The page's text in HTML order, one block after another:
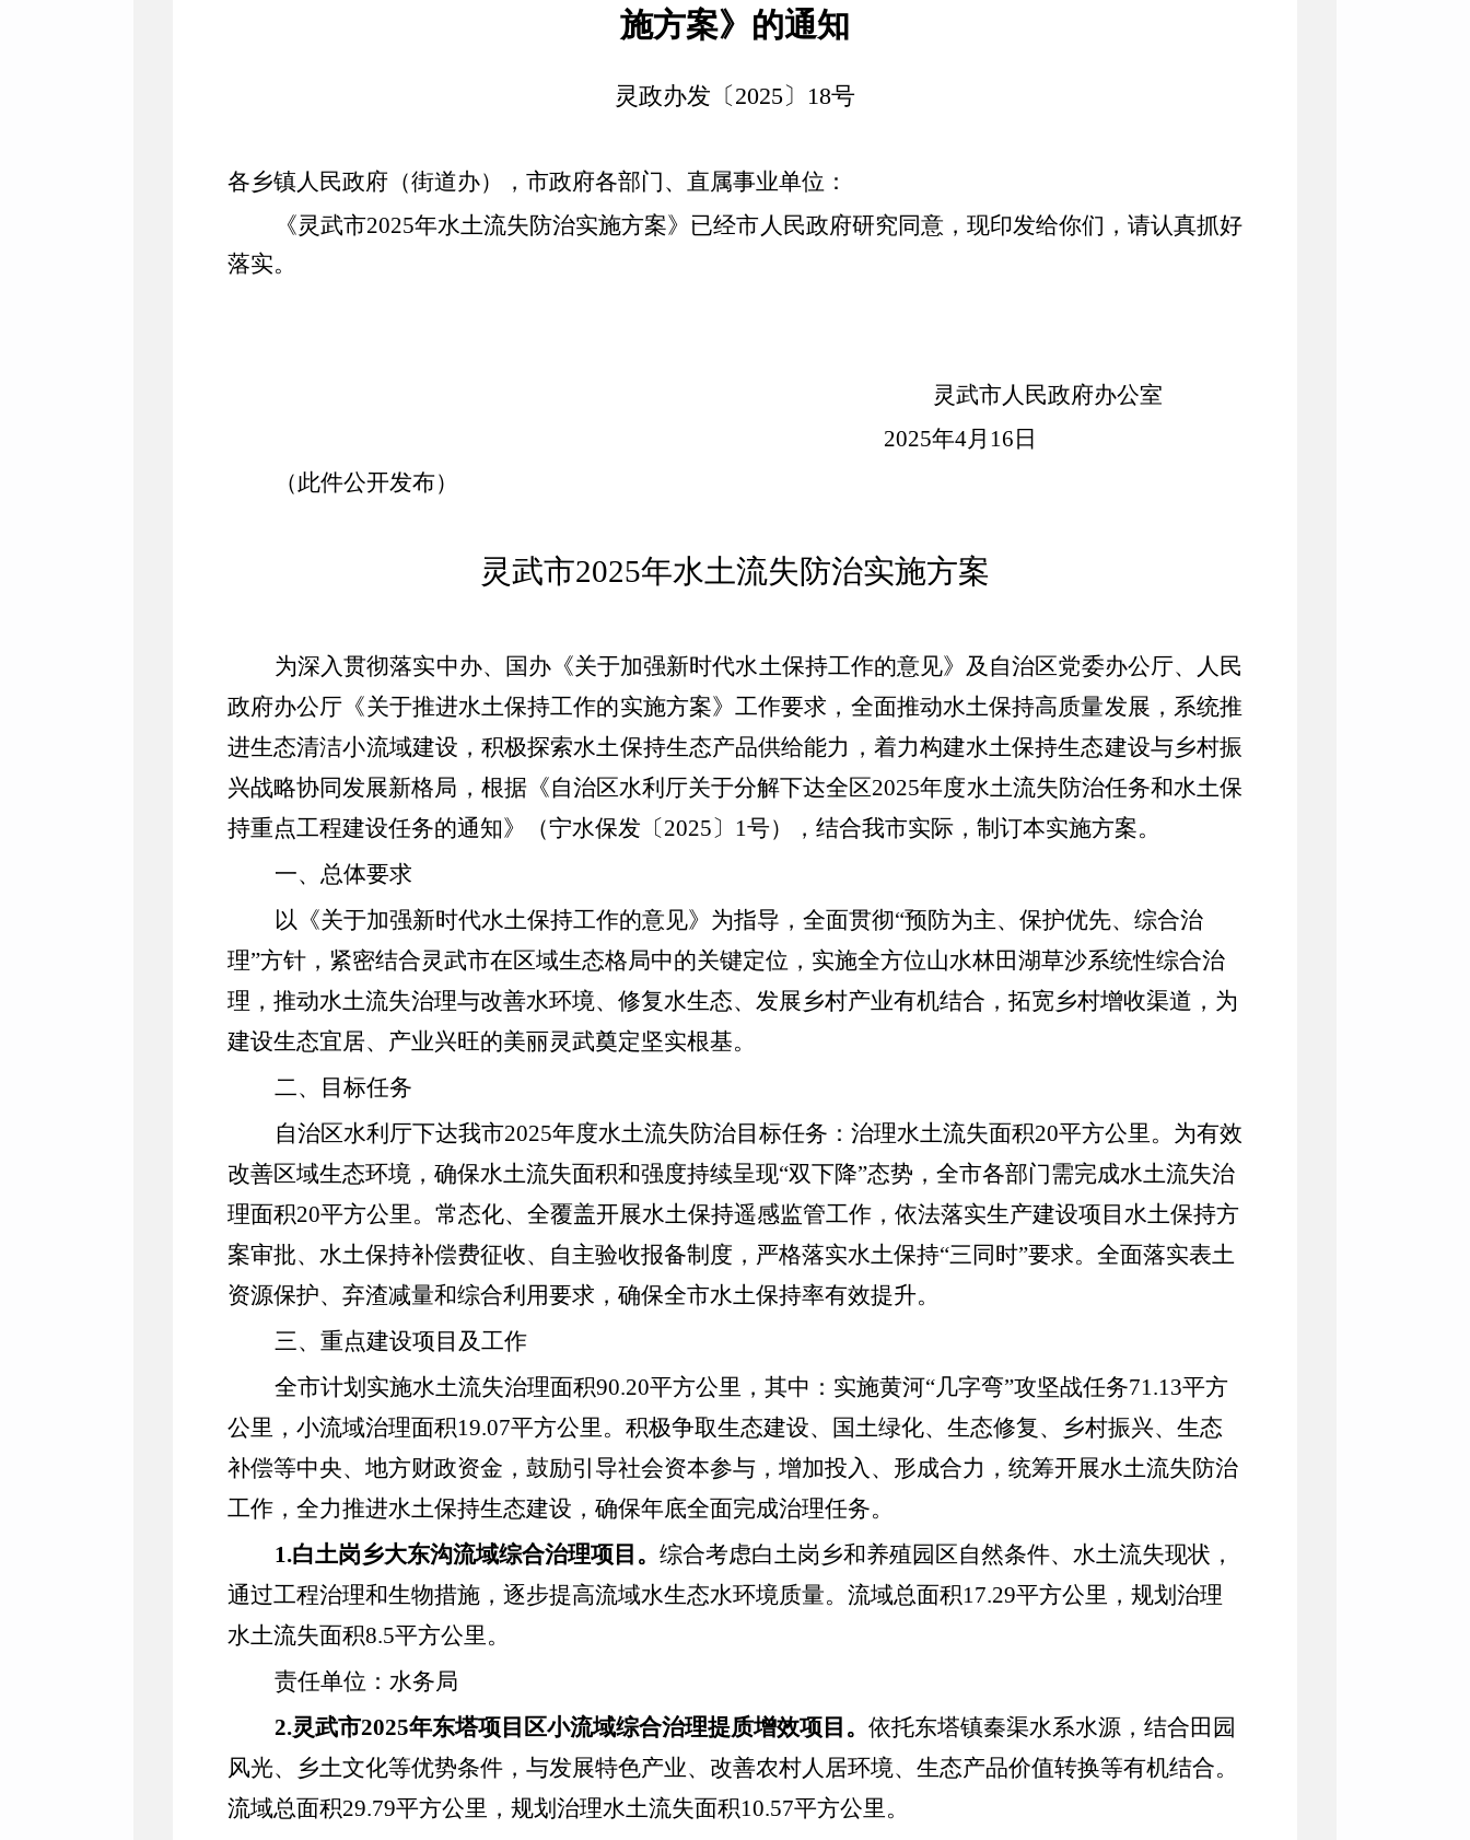
施方案》的通知
灵政办发〔2025〕18号
各乡镇人民政府（街道办），市政府各部门、直属事业单位：
《灵武市2025年水土流失防治实施方案》已经市人民政府研究同意，现印发给你们，请认真抓好
落实。
灵武市人民政府办公室
2025年4月 16 日
（此件公开发布）
灵武市2025年水土流失防治实施方案
为深入贯彻落实中办、国办《关于加强新时代水土保持工作的意见》及自治区党委办公厅、人民
政府办公厅《关于推进水土保持工作的实施方案》工作要求 ， 全面推动水土保持高质量发展， 系统推
进生态清洁小流域建设，积极探索水土保持生态产品供给能力 ， 着力构建水土保持生态建设与乡村振
兴战略协同发展新格局 ，根据《自治区水利厅关于分解下达全区2025年度水土流失防治任务和水土保
持重点工程建设任务的通知》（宁水保发〔2025〕 1号）， 结合我市实际，制订本实施方案。
一、总体要求
以《关于加强新时代水土保持工作的意见》为指导 ，全面贯彻“预防为主、保护优先、综合治
理”方针 ， 紧密结合灵武市在区域生态格局中的关键定位，实施全方位山水林田湖草沙系统性综合治
理 ， 推动水土流失治理与改善水环境、修复水生态、发展乡村产业有机结合，拓宽乡村增收渠道 ， 为
建设生态宜居、产业兴旺的美丽灵武奠定坚实根基。
二、目标任务
自治区水利厅下达我市2025年度水土流失防治目标任务：治理水土流失面积20平方公里。为有效
改善区域生态环境，确保水土流失面积和强度持续呈现“双下降”态势，全市各部门需完成水土流失治
理面积20平方公里。常态化、 全覆盖开展水土保持遥感监管工作，依法落实生产建设项目水土保持方
案审批、水土保持补偿费征收、自主验收报备制度，严格落实水土保持“三同时”要求。全面落实表土
资源保护、弃渣减量和综合利用要求， 确保全市水土保持率有效提升。
三、重点建设项目及工作
全市计划实施水土流失治理面积90.20平方公里， 其中：实施黄河“几字弯”攻坚战任务71.13平方
公里 ， 小流域治理面积19.07平方公里。积极争取生态建设、国土绿化、生态修复、乡村振兴、生态
补偿等中央、地方财政资金，鼓励引导社会资本参与，增加投入、形成合力，统筹开展水土流失防治
工作，全力推进水土保持生态建设，确保年底全面完成治理任务。
1.白土岗乡大东沟流域综合治理项目。 综合考虑白土岗乡和养殖园区自然条件、水土流失现状，
通过工程治理和生物措施，逐步提高流域水生态水环境质量。流域总面积17.29平方公里，规划治理
水土流失面积8.5平方公里。
责任单位：水务局
2.灵武市2025年东塔项目区小流域综合治理提质增效项目。 依托东塔镇秦渠水系水源，结合田园
风光、乡土文化等优势条件，与发展特色产业、改善农村人居环境、生态产品价值转换等有机结合。
流域总面积29.79平方公里，规划治理水土流失面积10.57平方公里。